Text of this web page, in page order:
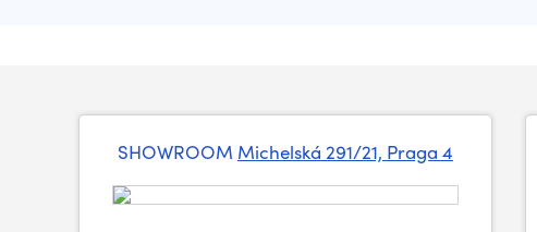
SHOWROOM Michelská 291/21, Praga 4